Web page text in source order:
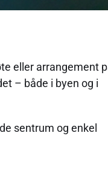
eller arrangement
– både i byen og i
sentrum og enkel